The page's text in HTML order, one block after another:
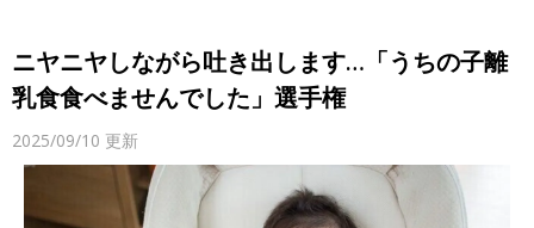
ニヤニヤしながら吐き出します…「うちの子離
乳食食べませんでした」選手権
2025/09/10 更新